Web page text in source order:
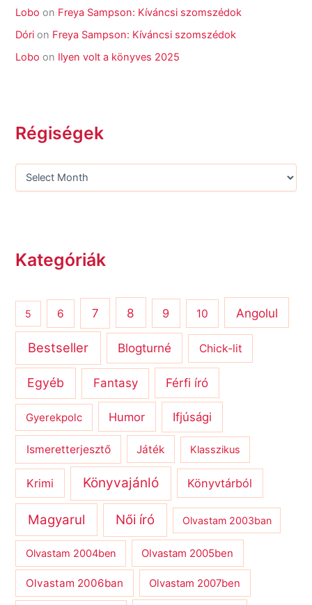
Lobo on Freya Sampson: Kíváncsi szomszédok
Dóri on Freya Sampson: Kíváncsi szomszédok
Lobo on Ilyen volt a könyves 2025
Régiségek
Kategóriák
5 6 7 8 9 10 Angolul
Bestseller Blogturné Chick-lit
Egyéb Fantasy Férfi író
Gyerekpolc Humor Ifjúsági
Ismeretterjesztő Játék Klasszikus
Krimi Könyvajánló Könyvtárból
Magyarul Női író Olvastam 2003ban
Olvastam 2004ben Olvastam 2005ben
Olvastam 2006ban Olvastam 2007ben